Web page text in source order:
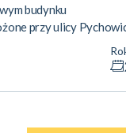
budynku
przy ulicy
się z:· salon z
Przyległości: ·